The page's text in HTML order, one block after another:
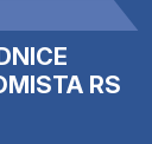
RS